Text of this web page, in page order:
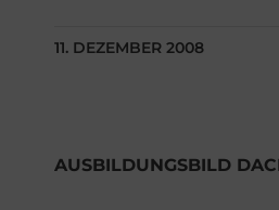
11. DEZEMBER 2008
AUSBILDUNGSBILD